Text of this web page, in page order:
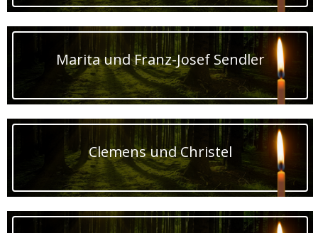
Marita und Franz-Josef Sendler
Clemens und Christel